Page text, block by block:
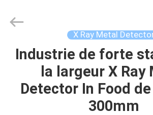
MAISON
PRODUITS
EQUIPMENT
Reserved.
X Ray Metal
Industrie de forte
la largeur X Ray
Detector In Food
300mm